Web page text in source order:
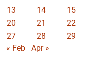
13
14 15
20
21 22
27
28 29
« Feb
Apr »